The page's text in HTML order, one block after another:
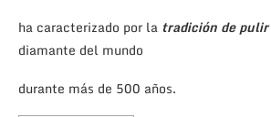
ha caracterizado por la tradición de pulir
diamante del mundo
durante más de 500 años.